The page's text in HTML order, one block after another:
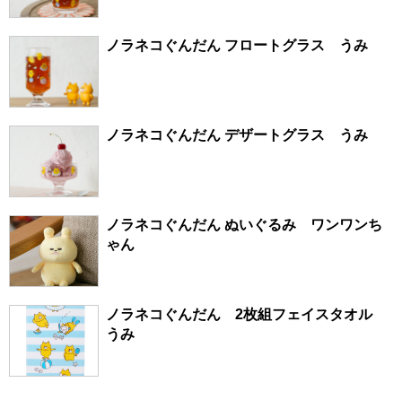
ノラネコぐんだん フロートグラス うみ
ノラネコぐんだん デザートグラス うみ
ノラネコぐんだん ぬいぐるみ ワンワンち
ゃん
ノラネコぐんだん 2枚組フェイスタオル
うみ